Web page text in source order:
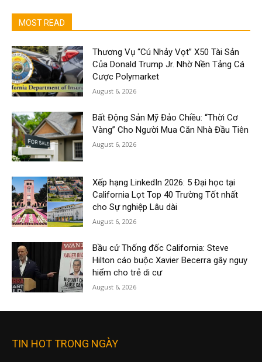
MOST READ
Thương Vụ “Cú Nhảy Vọt” X50 Tài Sản
Của Donald Trump Jr. Nhờ Nền Tảng Cá
Cược Polymarket
August 6, 2026
Bất Động Sản Mỹ Đảo Chiều: “Thời Cơ
Vàng” Cho Người Mua Căn Nhà Đầu Tiên
August 6, 2026
Xếp hạng LinkedIn 2026: 5 Đại học tại
California Lọt Top 40 Trường Tốt nhất
cho Sự nghiệp Lâu dài
August 6, 2026
Bầu cử Thống đốc California: Steve
Hilton cáo buộc Xavier Becerra gây nguy
hiểm cho trẻ di cư
August 6, 2026
TIN HOT TRONG NGÀY